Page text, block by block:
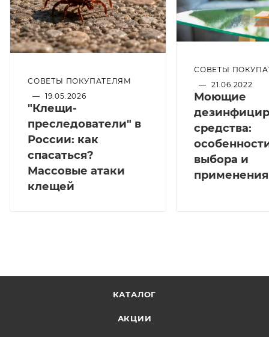
СОВЕТЫ ПОКУПАТЕЛЯМ
— 19.05.2026
"Клещи-
преследователи" в
России: как
спасаться?
Массовые атаки
клещей
СОВЕТЫ
— 21.06.2022
Моющие
средства:
выбора и
применения
КАТАЛОГ
АКЦИИ